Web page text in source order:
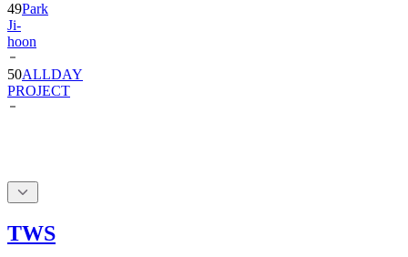
49Park
Ji-
hoon
50ALLDAY
PROJECT
TWS